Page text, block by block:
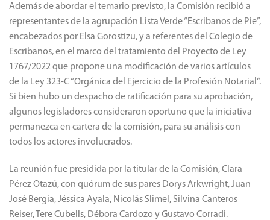
Además de abordar el temario previsto, la Comisión recibió a
representantes de la agrupación Lista Verde “Escribanos de Pie”,
encabezados por Elsa Gorostizu, y a referentes del Colegio de
Escribanos, en el marco del tratamiento del Proyecto de Ley
1767/2022 que propone una modificación de varios artículos
de la Ley 323-C “Orgánica del Ejercicio de la Profesión Notarial”.
Si bien hubo un despacho de ratificación para su aprobación,
algunos legisladores consideraron oportuno que la iniciativa
permanezca en cartera de la comisión, para su análisis con
todos los actores involucrados.
La reunión fue presidida por la titular de la Comisión, Clara
Pérez Otazú, con quórum de sus pares Dorys Arkwright, Juan
José Bergia, Jéssica Ayala, Nicolás Slimel, Silvina Canteros
Reiser, Tere Cubells, Débora Cardozo y Gustavo Corradi.